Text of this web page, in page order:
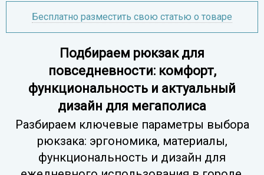
Бесплатно разместить свою статью о товаре
Подбираем рюкзак для
повседневности: комфорт,
функциональность и актуальный
дизайн для мегаполиса
Разбираем ключевые параметры выбора
рюкзака: эргономика, материалы,
функциональность и дизайн для